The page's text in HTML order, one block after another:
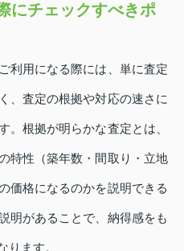
にチェックすべきポ
利用になる際には、単に査定
、査定の根拠や対応の速さに
。根拠が明らかな査定とは、
特性（築年数・間取り・立地
価格になるのかを説明できる
明があることで、納得感をも
ります。